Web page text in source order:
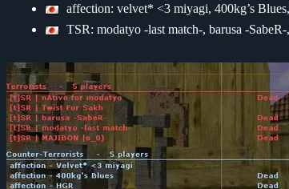
affection: velvet* <3 miyagi, 400kg’s
TSR: modatyo -last match-, barusa -